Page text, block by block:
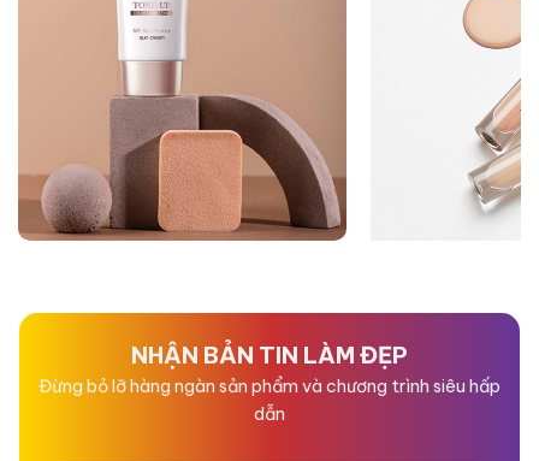
NHẬN BẢN TIN LÀM ĐẸP
Đừng bỏ lỡ hàng ngàn sản phẩm và chương trình siêu hấp
dẫn